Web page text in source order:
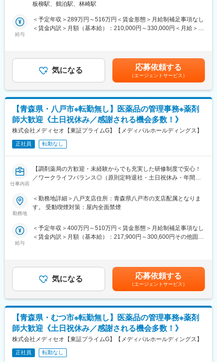
環境に配慮した肥料や資材を通じ、日本の農業を支える社会貢献
変更の範囲：会社の定める業務
＜働き方を変えたい方におススメ＞
土日祝休みとなります。時間外労働も20時間程度ですので、休み
を週末にしたい方、ワークライフバランスを整えたい方が多く入
8時45分:部署内MTG（業務確認） / 9時:工場にて整備・現場での
修理・クイック対応 / 12時:昼食 / 13時:工場にて整備・現場修理・
クイック対応→事務作業、部品手配、スケジュール確認 / 17時15
■年間を通じた1日の平均残業1.5～2時間程※繁忙期の時期や営業
所の状況により変化 平均的な退社時間18時~19時※春～夏繁忙期
のため21時頃退社もございます。/ 冬場は閑散期のためほぼ残業は
ございません。
■今後のキャリアステップ※イメージ例
メンバー⇒チーフ（管理職候補）⇒工場長（10～15年目）
メンバー350～450万⇒チーフ（30代）550万程⇒工場長（30代後
半600～ 40代700万程）
5年後・・チーフ職への昇進のチャンスも→管理職の登竜門/ 10年
後・・30代のTM（工場長）は9名/50拠点・10年~15年の経験。ス
ことも可能です。
※未経験者の方は先輩社員が丁寧に指導いたしますので安心できる
■同社の特徴：1934年に北海自動車工業株式会社が誕生して以
来、地域に密着した日本農業の発展に貢献してきました。世界ト
ップクラスのブランドの信用と名声をもつニューホランド社は
組織統合を実現し、名実共に世界No.1の農業機械メーカー「CNH
グローバル」となりました。当社は、そのCNHディーラーの頂点
に立つNo.1ディストリビューター（日本総代理店）です。
板柳駅、鶴泊駅、林崎駅
給与
＜予定年収＞289万円～516万円＜賃金形態＞月給制補足事項なし
＜賃金内訳＞月額（基本給）：210,000円～330,000円＜月給＞
あり、選考を通じて上下する可能性があります。月給(月額)は固定
手当を含めた表記です。
気になる 応募依頼する
（エージェントサービス）
【青森県・八戸市※転勤無し】医薬品の管理事務※薬剤
師大歓迎《土日祝休み／感謝される機会多数！》
株式会社メディセオ【東証プライムG】【メディパルホールディングス】
正社員 転勤なし
仕事内容
【調剤薬局の方歓迎・未経験からでも充実した研修制度で安心！
／ワークライフバランス◎（原則定時退社・土日祝休み・年間休
■職務内容
通して手厚くフォローしますのでご安心ください！
・取引先へのDI問合せ対応（製造販売後の安全管理業務）
・営業担当者（MS）への薬事研修 等
■働き方
残業は月平均2時間程と、ほとんど定時で終業することが可能で
す。
時短勤務も可能な環境のため、ママさんの活躍事例もございます
◎
※入社1年間は時短勤務不可
勤務地
＜勤務地詳細＞八戸支店住所：青森県八戸市の支店配属となりま
す。 受動喫煙対策：屋内全面禁煙
給与
＜予定年収＞400万円～510万円＜賃金形態＞月給制補足事項なし
＜賃金内訳＞月額（基本給）：217,900円～300,600円その他固定
与：年2回賃金はあくまでも目安の金額であり、選考を通じて上下
する可能性があります。月給(月額)は固定手当を含めた表記です。
気になる 応募依頼する
（エージェントサービス）
【青森県・むつ市※転勤無し】医薬品の管理事務※薬剤
師大歓迎《土日祝休み／感謝される機会多数！》
株式会社メディセオ【東証プライムG】【メディパルホールディングス】
正社員 転勤なし